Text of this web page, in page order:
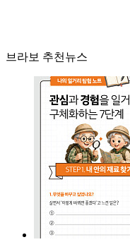
브라보 추천뉴스